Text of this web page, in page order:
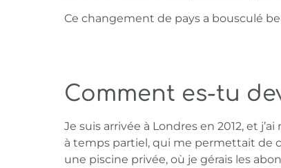
Ce changement de pays a bousculé
Comment es-tu
Je suis arrivée à Londres en 2012, et
à temps partiel, qui me permettait de
une piscine privée, où je gérais les